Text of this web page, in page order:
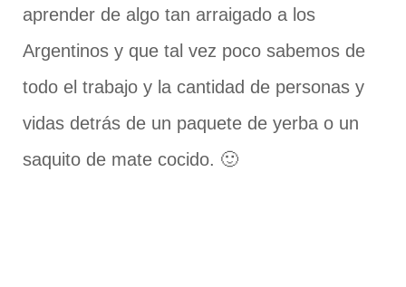
aprender de algo tan arraigado a los
Argentinos y que tal vez poco sabemos de
todo el trabajo y la cantidad de personas y
vidas detrás de un paquete de yerba o un
saquito de mate cocido. 🙂